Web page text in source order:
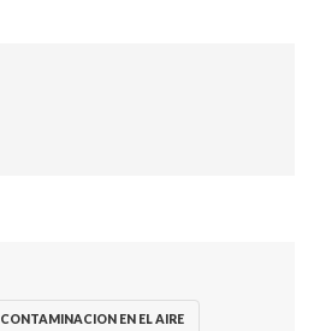
CONTAMINACION EN EL AIRE